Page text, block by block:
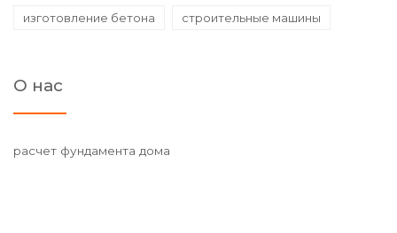
изготовление бетона строительные машины
О нас
расчет фундамента дома